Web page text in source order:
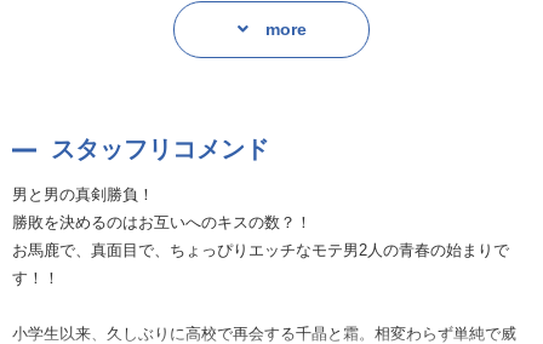
互いのモテっぷり自慢から痴話ケンカとなり、
どっちからより多く、キスをするか三日間のキス対決することに…?
more
スタッフリコメンド
男と男の真剣勝負！
勝敗を決めるのはお互いへのキスの数？！
お馬鹿で、真面目で、ちょっぴりエッチなモテ男2人の青春の始まりで
す！！
小学生以来、久しぶりに高校で再会する千晶と霜。相変わらず単純で威